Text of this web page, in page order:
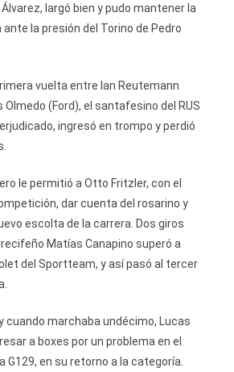
largó bien y pudo mantener la
la presión del Torino de Pedro
vuelta entre Ian Reutemann
(Ford), el santafesino del RUS
ingresó en trompo y perdió
le permitió a Otto Fritzler, con el
dar cuenta del rosarino y
escolta de la carrera. Dos giros
Matías Canapino superó a
del Sportteam, y así pasó al tercer
cuando marchaba undécimo, Lucas
a boxes por un problema en el
G129, en su retorno a la categoría.